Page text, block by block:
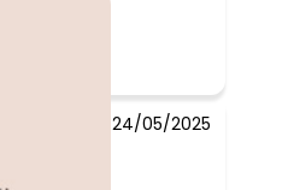
24/05/2025